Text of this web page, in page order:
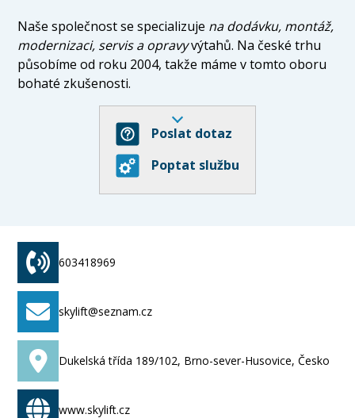
Naše společnost se specializuje na dodávku, montáž,
modernizaci, servis a opravyvýtahů. Na české trhu
působíme od roku 2004, takže máme v tomto oboru
bohaté zkušenosti.
Poslat dotaz
Poptat službu
603418969
skylift@seznam.cz
Dukelská třída 189/102, Brno-sever-Husovice, Česko
www.skylift.cz